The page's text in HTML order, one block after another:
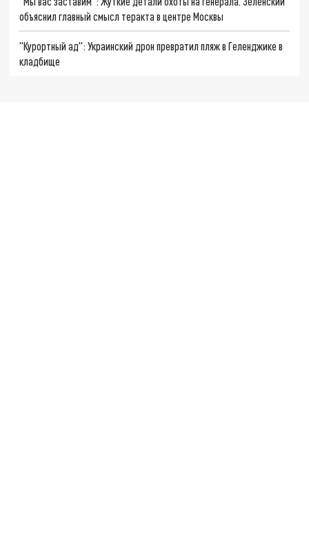
объяснил главный смысл теракта в центре Москвы
"Курортный ад": Украинский дрон превратил пляж в Геленджике в
кладбище